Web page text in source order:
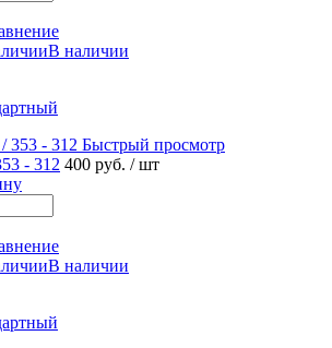
В наличии
Быстрый просмотр
- 312 400 руб. / шт
В наличии